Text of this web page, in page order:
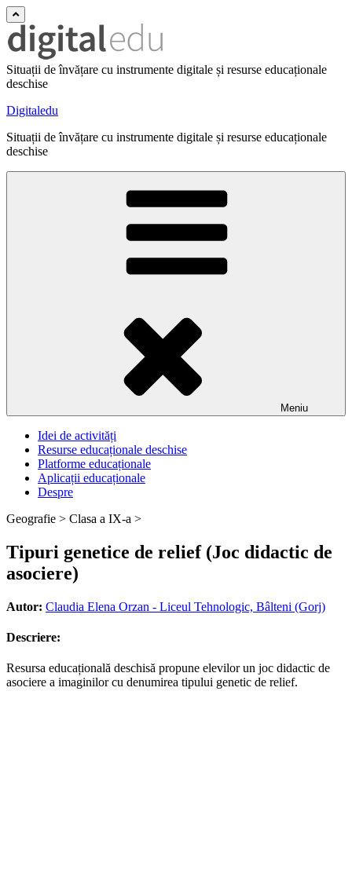
Situații de învățare cu instrumente digitale și resurse educaționale
deschise
Digitaledu
Situații de învățare cu instrumente digitale și resurse educaționale
deschise
Meniu
Idei de activități
Resurse educaționale deschise
Platforme educaționale
Aplicații educaționale
Despre
Geografie > Clasa a IX-a >
Tipuri genetice de relief (Joc didactic de
asociere)
Autor: Claudia Elena Orzan - Liceul Tehnologic, Bâlteni (Gorj)
Descriere:
Resursa educațională deschisă propune elevilor un joc didactic de
asociere a imaginilor cu denumirea tipului genetic de relief.